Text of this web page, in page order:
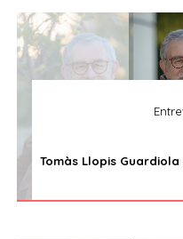
Tomàs Llopis